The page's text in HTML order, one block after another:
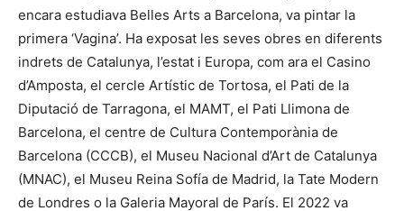
encara estudiava Belles Arts a Barcelona, va pintar la
primera ‘Vagina’. Ha exposat les seves obres en diferents
indrets de Catalunya, l’estat i Europa, com ara el Casino
d’Amposta, el cercle Artístic de Tortosa, el Pati de la
Diputació de Tarragona, el MAMT, el Pati Llimona de
Barcelona, el centre de Cultura Contemporània de
Barcelona (CCCB), el Museu Nacional d’Art de Catalunya
(MNAC), el Museu Reina Sofía de Madrid, la Tate Modern
de Londres o la Galeria Mayoral de París. El 2022 va